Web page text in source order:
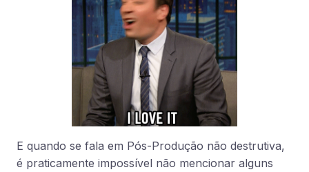
E quando se fala em Pós-Produção não destrutiva,
é praticamente impossível não mencionar alguns